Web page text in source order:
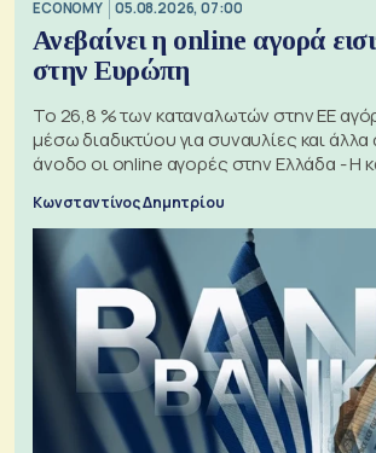
ECONOMY 05.08.2026, 07:00
Ανεβαίνει η online αγορά
στην Ευρώπη
Το 26,8 % των καταναλωτών στην ΕΕ
μέσω διαδικτύου για συναυλίες και
άνοδο οι online αγορές στην Ελλάδα - Η
Κωνσταντίνος Δημητρίου